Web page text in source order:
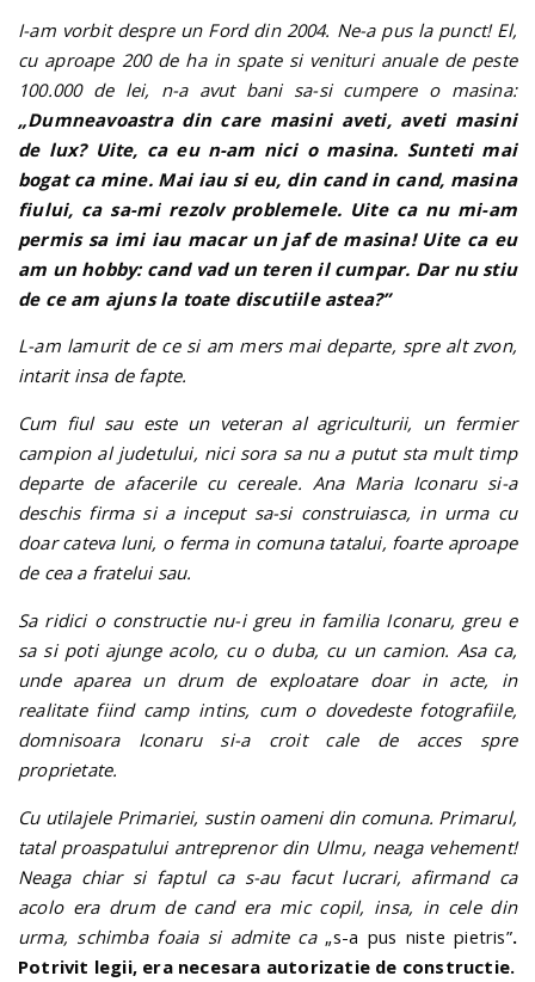
I-am vorbit despre un Ford din 2004. Ne-a pus la punct! El,
cu aproape 200 de ha in spate si venituri anuale de peste
100.000 de lei, n-a avut bani sa-si cumpere o masina:
„Dumneavoastra din care masini aveti, aveti masini
de lux? Uite, ca eu n-am nici o masina. Sunteti mai
bogat ca mine. Mai iau si eu, din cand in cand, masina
fiului, ca sa-mi rezolv problemele. Uite ca nu mi-am
permis sa imi iau macar un jaf de masina! Uite ca eu
am un hobby: cand vad un teren il cumpar. Dar nu stiu
de ce am ajuns la toate discutiile astea?”
L-am lamurit de ce si am mers mai departe, spre alt zvon,
intarit insa de fapte.
Cum fiul sau este un veteran al agriculturii, un fermier
campion al judetului, nici sora sa nu a putut sta mult timp
departe de afacerile cu cereale. Ana Maria Iconaru si-a
deschis firma si a inceput sa-si construiasca, in urma cu
doar cateva luni, o ferma in comuna tatalui, foarte aproape
de cea a fratelui sau.
Sa ridici o constructie nu-i greu in familia Iconaru, greu e
sa si poti ajunge acolo, cu o duba, cu un camion. Asa ca,
unde aparea un drum de exploatare doar in acte, in
realitate fiind camp intins, cum o dovedeste fotografiile,
domnisoara Iconaru si-a croit cale de acces spre
proprietate.
Cu utilajele Primariei, sustin oameni din comuna. Primarul,
tatal proaspatului antreprenor din Ulmu, neaga vehement!
Neaga chiar si faptul ca s-au facut lucrari, afirmand ca
acolo era drum de cand era mic copil, insa, in cele din
urma, schimba foaia si admite ca „s-a pus niste pietris”.
Potrivit legii, era necesara autorizatie de constructie.